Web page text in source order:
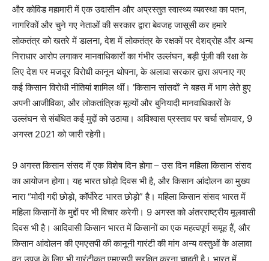
और कोविड महामारी में एक उदासीन और अप्रस्तुत स्वास्थ्य व्यवस्था का पतन,
नागरिकों और चुने गए नेताओं की सरकार द्वारा बेवजह जासूसी कर हमारे
लोकतंत्र को खतरे में डालना, देश में लोकतंत्र के रक्षकों पर देशद्रोह और अन्य
निराधार आरोप लगाकर मानवाधिकारों का गंभीर उल्लंघन, बड़ी पूंजी की रक्षा के
लिए देश पर मजदूर विरोधी कानून थोपना, के अलावा सरकार द्वारा अपनाए गए
कई किसान विरोधी नीतियां शामिल थीं। ‘किसान सांसदों’ ने बहस में भाग लेते हुए
अपनी आजीविका, और लोकतांत्रिक मूल्यों और बुनियादी मानवाधिकारों के
उल्लंघन से संबंधित कई मुद्दों को उठाया। अविश्वास प्रस्ताव पर चर्चा सोमवार, 9
अगस्त 2021 को जारी रहेगी।
9 अगस्त किसान संसद में एक विशेष दिन होगा – उस दिन महिला किसान संसद
का आयोजन होगा। यह भारत छोड़ो दिवस भी है, और किसान आंदोलन का मुख्य
नारा “मोदी गद्दी छोड़ो, कॉर्पोरेट भारत छोड़ो” है। महिला किसान संसद भारत में
महिला किसानों के मुद्दों पर भी विचार करेगी। 9 अगस्त को अंतरराष्ट्रीय मूलवासी
दिवस भी है। आदिवासी किसान भारत में किसानों का एक महत्वपूर्ण समूह हैं, और
किसान आंदोलन की एमएसपी की कानूनी गारंटी की मांग अन्य वस्तुओं के अलावा